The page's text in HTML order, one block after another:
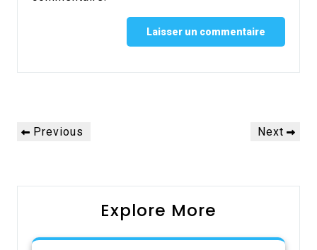
Navigation
dePrevious
Previous
Next
Next
Explore More